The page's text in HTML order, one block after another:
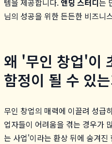
님의 성공을 위한 든든한 비즈니
왜 '무인 창업'이
함정이 될 수 있
무인 창업의 매력에 이끌려 성급
업자들이 어려움을 겪는 경우가
는 사업'이라는 환상 뒤에 숨겨진